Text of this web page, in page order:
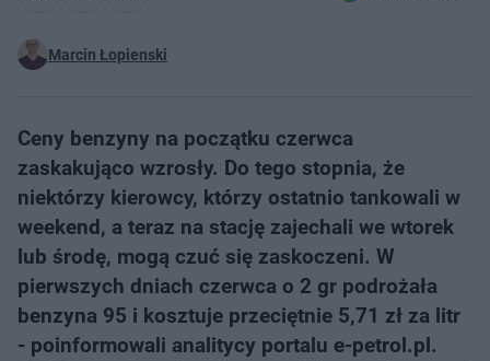
Marcin Łopienski
Ceny benzyny na początku czerwca
zaskakująco wzrosły. Do tego stopnia, że
niektórzy kierowcy, którzy ostatnio tankowali w
weekend, a teraz na stację zajechali we wtorek
lub środę, mogą czuć się zaskoczeni. W
pierwszych dniach czerwca o 2 gr podrożała
benzyna 95 i kosztuje przeciętnie 5,71 zł za litr
- poinformowali analitycy portalu e-petrol.pl.